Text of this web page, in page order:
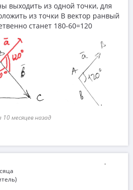
выходить из одной точки, для
из точки B вектор ранвый
станет 180-60=120
месяцев назад